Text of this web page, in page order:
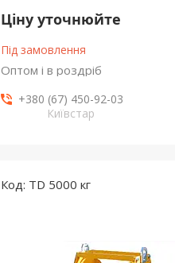
Ціну уточнюйте
Під замовлення
Оптом і в роздріб
+380 (67) 450-92-03
Київстар
TD 5000 кг